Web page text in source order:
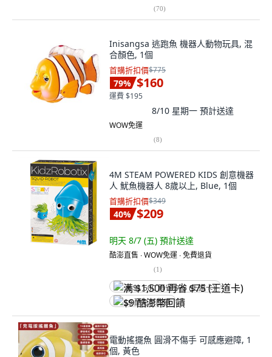
(70)
Inisangsa 逃跑魚 機器人動物玩具, 混
合顏色, 1個
首購折扣價$775
79% $160
運費 $195
8/10 星期一 預計送達
WOW免運
(8)
4M STEAM POWERED KIDS 創意機器
人 魷魚機器人 8歲以上, Blue, 1個
首購折扣價$349
40% $209
明天 8/7 (五) 預計送達
酷澎直售 ∙ WOW免運 ∙ 免費退貨
(1)
满 $1,500 再省 $75 (王道卡)
$9 酷澎幣回饋
電動搖擺魚 圓滑不傷手 可感應避障, 1
個, 黃色